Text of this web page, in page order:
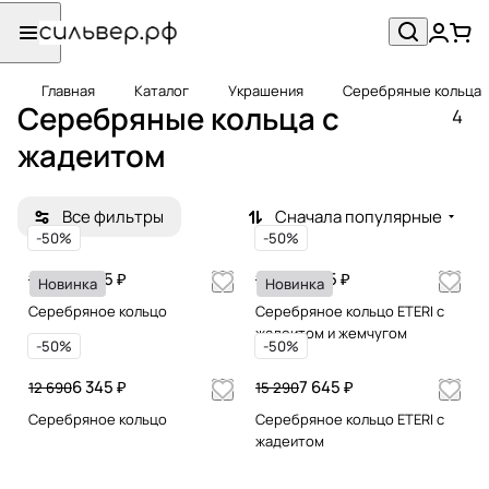
Главная Каталог Украшения Серебряные кольца
Серебряные кольца c
жадеитом
4
Все фильтры Сначала популярные
Новинка
-50%
8 545 ₽
17 090
Серебряное кольцо
Новинка
-50%
5 795 ₽
11 590
Серебряное кольцо ETERI с
жадеитом и жемчугом
-50%
6 345 ₽
12 690
Серебряное кольцо
-50%
7 645 ₽
15 290
Серебряное кольцо ETERI с
жадеитом